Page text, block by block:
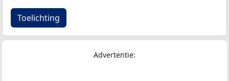
Toelichting
Advertentie: